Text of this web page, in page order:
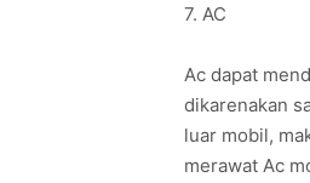
7. AC
Ac dapat
dikarenakan
luar mobil,
merawat Ac